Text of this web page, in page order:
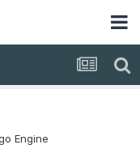
Engine